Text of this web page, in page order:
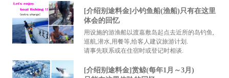
[介绍别途料金]小钓鱼船(渔船)只有在这里
体会的回忆
用设施的游渔船以渡嘉敷岛起点去近所的岛钓鱼,
巡航,潜水,用餐等,给客人建议旅游计划.
请事先联系或在住宿时或登记时相谈.
[介绍别途料金]赏鲸(每年1月～3月)